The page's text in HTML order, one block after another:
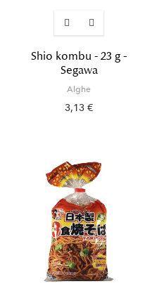
Shio kombu - 23 g -
Segawa
Alghe
3,13 €